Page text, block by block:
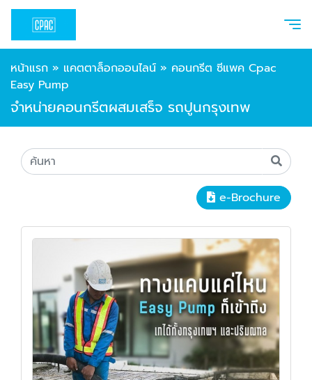
หน้าแรก » แคตตาล็อกออนไลน์ » คอนกรีต ซีแพค Cpac
Easy Pump
จำหน่ายคอนกรีตผสมเสร็จ รถปูนกรุงเทพ
e-Brochure